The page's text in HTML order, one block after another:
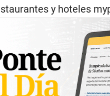
y hoteles